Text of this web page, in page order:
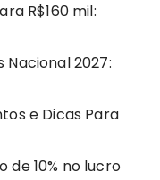
R$160 mil:
Nacional 2027:
e Dicas Para
de 10% no lucro